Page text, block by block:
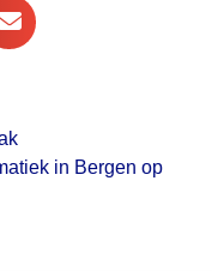
in Bergen op